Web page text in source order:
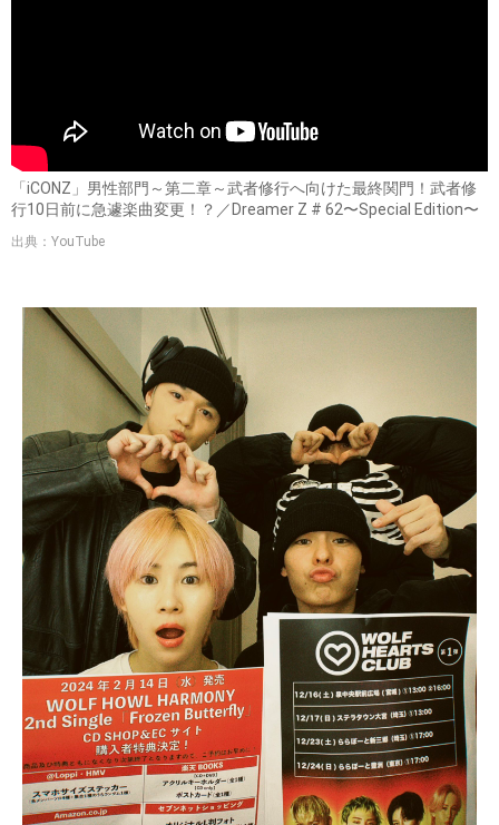
「iCONZ」男性部門～第二章～武者修行へ向けた最終関門！武者修
行10日前に急遽楽曲変更！？／Dreamer Z # 62〜Special Edition〜
出典：YouTube